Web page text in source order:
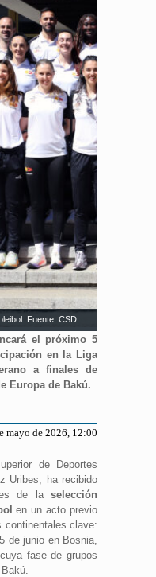
Fuente: CSD
el próximo 5
en la Liga
a finales de
Europa de Bakú.
mayo de 2026, 12:00
de Deportes
Uribes, ha recibido
de la selección
en un acto previo
continentales clave:
de junio en Bosnia,
fase de grupos